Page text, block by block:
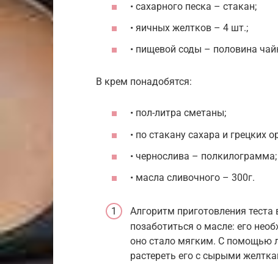
• сахарного песка – стакан;
• яичных желтков – 4 шт.;
• пищевой соды – половина
В крем понадобятся:
• пол-литра сметаны;
• по стакану сахара и грецких
• чернослива – полкилограмма;
• масла сливочного – 300г.
Алгоритм приготовления
позаботиться о масле: его
оно стало мягким. С помощью
растереть его с сырыми